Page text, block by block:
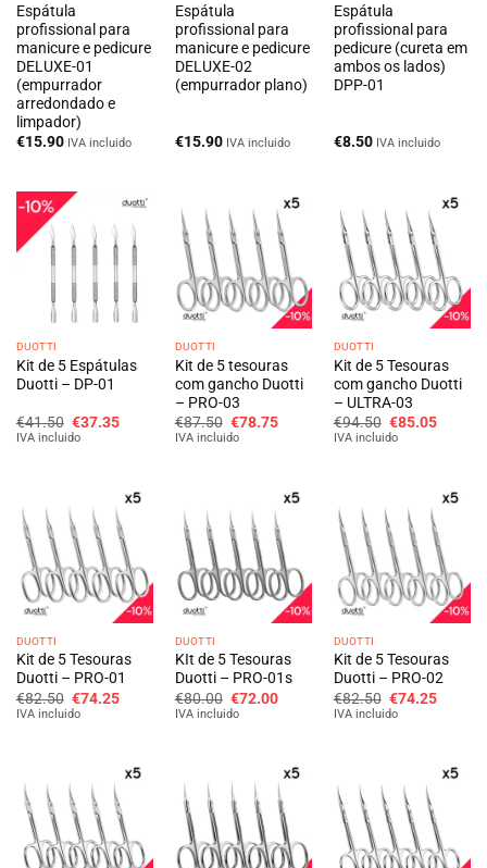
Espátula
profissional para
manicure e pedicure
DELUXE-01
(empurrador
arredondado e
limpador)
€15.90 IVA incluido
Espátula
profissional para
manicure e pedicure
DELUXE-02
(empurrador plano)
€15.90 IVA incluido
Espátula
profissional para
pedicure (cureta em
ambos os lados)
DPP-01
€8.50 IVA incluido
DUOTTI
Kit de 5 Espátulas
Duotti – DP-01
€41.50 O
preço
€37.35O
IVA incluido
DUOTTI
Kit de 5 tesouras
com gancho Duotti
– PRO-03
€87.50 O
preço
€78.75O
IVA incluido
DUOTTI
Kit de 5 Tesouras
com gancho Duotti
– ULTRA-03
€94.50 O
preço
€85.05O
IVA incluido
DUOTTI
Kit de 5 Tesouras
Duotti – PRO-01
€82.50 O
preço
€74.25O
IVA incluido
DUOTTI
KIt de 5 Tesouras
Duotti – PRO-01s
€80.00 O
preço
€72.00O
IVA incluido
DUOTTI
Kit de 5 Tesouras
Duotti – PRO-02
€82.50 O
preço
€74.25O
IVA incluido